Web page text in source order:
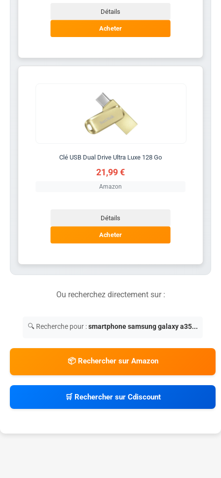
Détails
Acheter
Clé USB Dual Drive Ultra Luxe 128 Go
21,99 €
Amazon
Détails
Acheter
Ou recherchez directement sur :
🔍 Recherche pour :smartphone samsung galaxy a35...
📦 Rechercher sur Amazon
🛒 Rechercher sur Cdiscount